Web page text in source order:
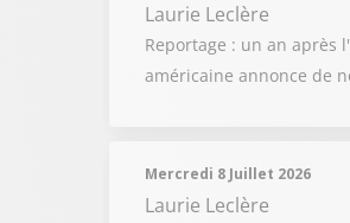
Laurie Leclère
Reportage : un an après
américaine annonce de
Mercredi 8 Juillet 2026
Laurie Leclère